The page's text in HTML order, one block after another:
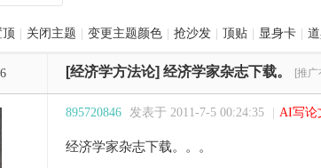
关闭主题 变更主题颜色 抢沙发 顶贴 显身卡
[经济学方法论] 经济学家杂志下载。 [推广
895720846 发表于 2011-7-5 00:24:35 AI写论
经济学家杂志下载。。。